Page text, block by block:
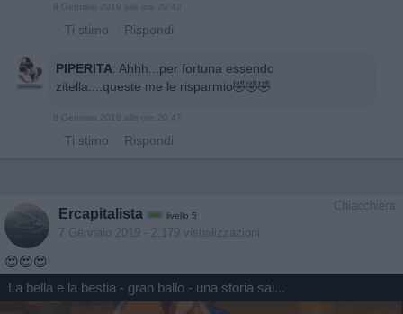
8 Gennaio 2019 alle ore 20:42
· Ti stimo · Rispondi
PIPERITA: Ahhh...per fortuna essendo
zitella....queste me le risparmio🤣🤣🤣
8 Gennaio 2019 alle ore 20:47
· Ti stimo · Rispondi
Chiacchiera
Ercapitalista livello 5
7 Gennaio 2019 - 2.179 visualizzazioni
😍😍😍
La bella e la bestia - gran ballo - una storia sai...